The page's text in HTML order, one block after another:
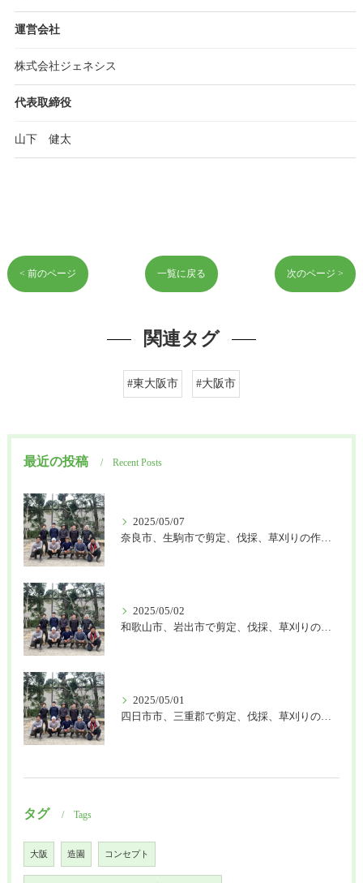
運営会社
株式会社ジェネシス
代表取締役
山下 健太
< 前のページ 一覧に戻る 次のページ >
関連タグ
#東大阪市 #大阪市
最近の投稿 Recent Posts
2025/05/07
奈良市、生駒市で剪定、伐採、草刈りの作業を頼むなら はなまる造園
2025/05/02
和歌山市、岩出市で剪定、伐採、草刈りの作業を頼むなら はなまる造園
2025/05/01
四日市市、三重郡で剪定、伐採、草刈りの作業を頼むなら はなまる造園
タグ Tags
大阪 造園 コンセプト